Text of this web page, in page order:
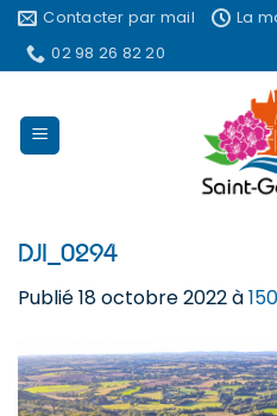
Passer
contenu
Contacter par mail
La
02 98 26 82 20
DJI_0294
Publié18 octobre 2022à